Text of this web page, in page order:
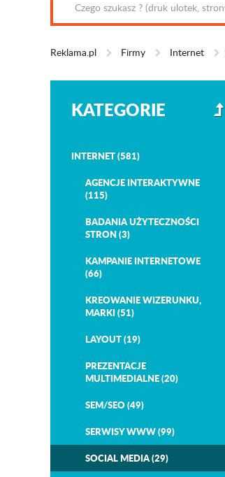
Reklama.pl Firmy Internet
KATEGORIE
INTERNET (581)
AGENCJE INTERAKTYWNE
(115)
BADANIA UŻYTECZNOŚCI
STRON (3)
KAMPANIE INTERNETOWE
(66)
KREOWANIE WIZERUNKU,
MARKI (51)
LAYOUT (19)
PREZENTACJE
MULTIMEDIALNE (20)
SEM/SEO (49)
SERWISY WWW (99)
SOCIAL MEDIA (29)